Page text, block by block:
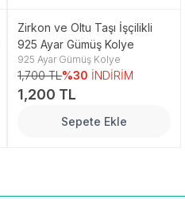
Zirkon ve Oltu Taşı İşçilikli
925 Ayar Gümüş Kolye
925 Ayar Gümüş Kolye
1,700 TL%30 İNDİRİM
1,200 TL
Sepete Ekle